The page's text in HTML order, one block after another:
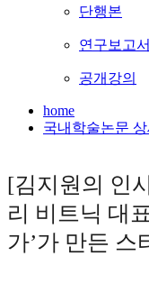
단행본
연구보고서
공개강의
home
국내학술논문 상
[김지원의 인
리 비트닉 대
가’가 만든 스